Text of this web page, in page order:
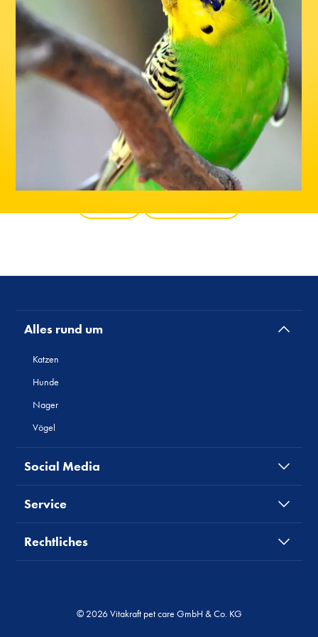
Alles rund um
Katzen
Hunde
Nager
Vögel
Social Media
Service
Rechtliches
© 2026 Vitakraft pet care GmbH & Co. KG